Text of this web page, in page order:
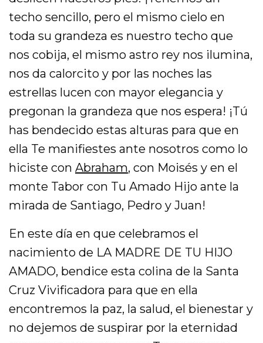
techo sencillo, pero el mismo cielo en
toda su grandeza es nuestro techo que
nos cobija, el mismo astro rey nos ilumina,
nos da calorcito y por las noches las
estrellas lucen con mayor elegancia y
pregonan la grandeza que nos espera! ¡Tú
has bendecido estas alturas para que en
ella Te manifiestes ante nosotros como lo
hiciste conAbraham, con Moisés y en el
monte Tabor con Tu Amado Hijo ante la
mirada de Santiago, Pedro y Juan!
En este día en que celebramos el
nacimiento de LA MADRE DE TU HIJO
AMADO, bendice esta colina de la Santa
Cruz Vivificadora para que en ella
encontremos la paz, la salud, el bienestar y
no dejemos de suspirar por la eternidad